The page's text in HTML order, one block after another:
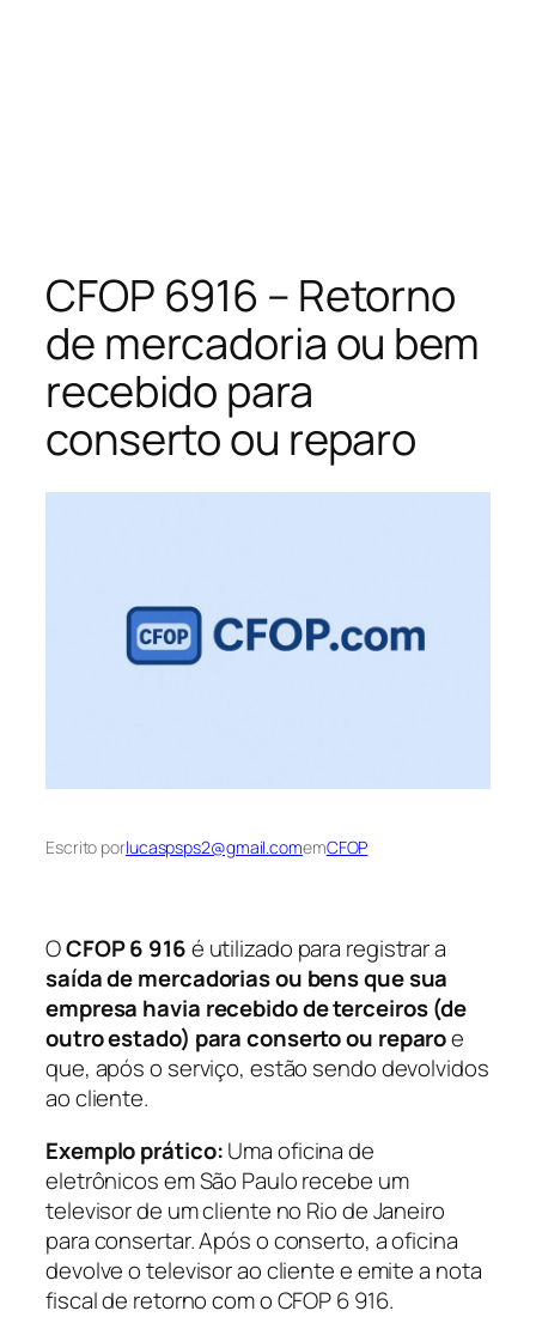
CFOP 6916 – Retorno
de mercadoria ou bem
recebido para
conserto ou reparo
Escrito porlucaspsps2@gmail.comemCFOP
OCFOP 6 916é utilizado para registrar a
saída de mercadorias ou bens que sua
empresa havia recebido de terceiros (de
outro estado) para conserto ou reparoe
que, após o serviço, estão sendo devolvidos
ao cliente.
Exemplo prático:Uma oficina de
eletrônicos em São Paulo recebe um
televisor de um cliente no Rio de Janeiro
para consertar. Após o conserto, a oficina
devolve o televisor ao cliente e emite a nota
fiscal de retorno com o CFOP 6 916.